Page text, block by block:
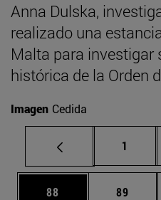
Anna Dulska,
realizado una
Malta para investigar
histórica de la Orden
Imagen Cedida
Página
1
Página
88 Página
89